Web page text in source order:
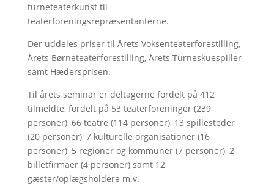
turneteaterkunst til
teaterforeningsrepræsentanterne.
Der uddeles priser til Årets Voksenteaterforestilling,
Årets Børneteaterforestilling, Årets Turneskuespiller
samt Hædersprisen.
Til årets seminar er deltagerne fordelt på 412
tilmeldte, fordelt på 53 teaterforeninger (239
personer), 66 teatre (114 personer), 13 spillesteder
(20 personer), 7 kulturelle organisationer (16
personer), 5 regioner og kommuner (7 personer), 2
billetfirmaer (4 personer) samt 12
gæster/oplægsholdere m.v.